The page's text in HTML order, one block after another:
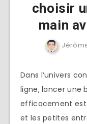
choisir
main
Dans l’univers
ligne, lancer une
efficacement est
et les petites